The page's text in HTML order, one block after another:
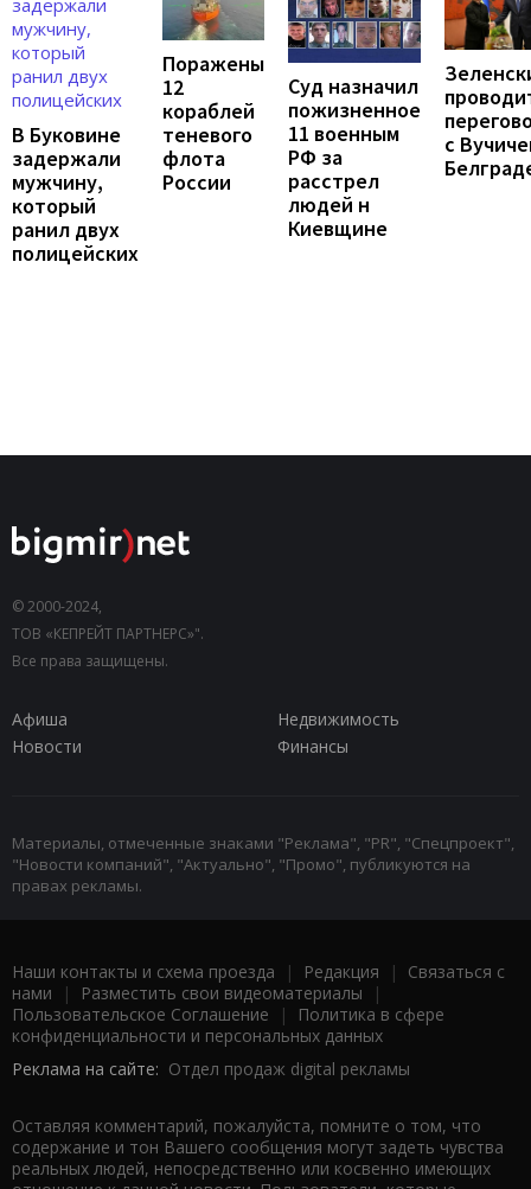
В Буковине
задержали
мужчину,
который
ранил двух
полицейских
Поражены
12
кораблей
теневого
флота
России
Суд назначил
пожизненное
11 военным
РФ за
расстрел
людей н
Киевщине
с
© 2000-2024,
ТОВ «КЕПРЕЙТ ПАРТНЕРС»".
Все права защищены.
Афиша
Недвижимость
Новости
Финансы
Материалы, отмеченные знаками "Реклама", "PR", "Спецпроект",
"Новости компаний", "Актуально", "Промо", публикуются на
правах рекламы.
Наши контакты и схема проезда | Редакция | Связаться с
нами | Разместить свои видеоматериалы |
Пользовательское Соглашение |
Политика в сфере
конфиденциальности и персональных данных
Реклама на сайте: Отдел продаж digital рекламы
Оставляя комментарий, пожалуйста, помните о том, что
содержание и тон Вашего сообщения могут задеть чувства
реальных людей, непосредственно или косвенно имеющих